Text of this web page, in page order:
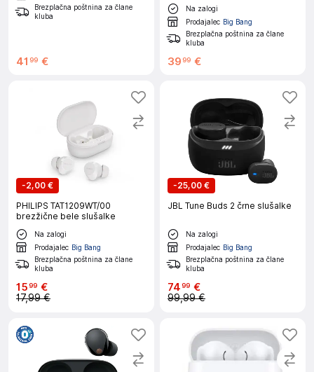
Brezplačna poštnina za člane
kluba
41 99 €
Na zalogi
Prodajalec Big Bang
Brezplačna poštnina za člane
kluba
39 99 €
-2,00 €
PHILIPS TAT1209WT/00
brezžične bele slušalke
Na zalogi
Prodajalec Big Bang
Brezplačna poštnina za člane
kluba
1599 €
17,99 €
-25,00 €
JBL Tune Buds 2 črne slušalke
Na zalogi
Prodajalec Big Bang
Brezplačna poštnina za člane
kluba
7499 €
99,99 €